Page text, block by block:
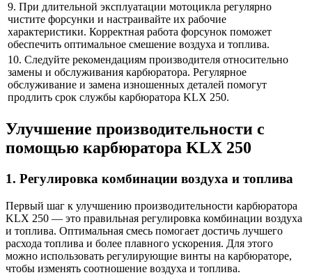
9. При длительной эксплуатации мотоцикла регулярно
чистите форсунки и настраивайте их рабочие
характеристики. Корректная работа форсунок поможет
обеспечить оптимальное смешение воздуха и топлива.
10. Следуйте рекомендациям производителя относительно
замены и обслуживания карбюратора. Регулярное
обслуживание и замена изношенных деталей помогут
продлить срок службы карбюратора KLX 250.
Улучшение производительности с
помощью карбюратора KLX 250
1. Регулировка комбинации воздуха и топлива
Первый шаг к улучшению производительности карбюратора
KLX 250 — это правильная регулировка комбинации воздуха
и топлива. Оптимальная смесь помогает достичь лучшего
расхода топлива и более плавного ускорения. Для этого
можно использовать регулирующие винты на карбюраторе,
чтобы изменять соотношение воздуха и топлива.